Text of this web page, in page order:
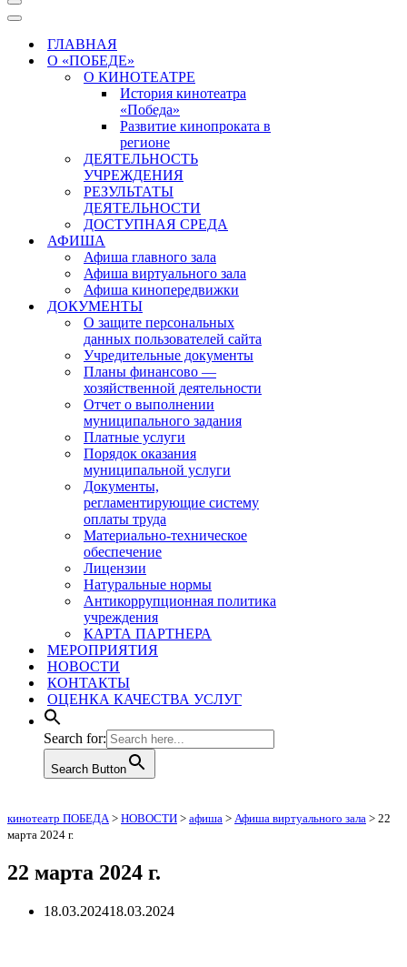
Меню
навигации
Меню
навигацииГЛАВНАЯ
О «ПОБЕДЕ»
О КИНОТЕАТРЕ
История кинотеатра
«Победа»
Развитие кинопроката в
регионе
ДЕЯТЕЛЬНОСТЬ
УЧРЕЖДЕНИЯ
РЕЗУЛЬТАТЫ
ДЕЯТЕЛЬНОСТИ
ДОСТУПНАЯ СРЕДА
АФИША
Афиша главного зала
Афиша виртуального зала
Афиша кинопередвижки
ДОКУМЕНТЫ
О защите персональных
данных пользователей сайта
Учредительные документы
Планы финансово —
хозяйственной деятельности
Отчет о выполнении
муниципального задания
Платные услуги
Порядок оказания
муниципальной услуги
Документы,
регламентирующие систему
оплаты труда
Материально-техническое
обеспечение
Лицензии
Натуральные нормы
Антикоррупционная политика
учреждения
КАРТА ПАРТНЕРА
МЕРОПРИЯТИЯ
НОВОСТИ
КОНТАКТЫ
ОЦЕНКА КАЧЕСТВА УСЛУГ
Search for:
Search Button
кинотеатр ПОБЕДА> НОВОСТИ > афиша > Афиша виртуального зала > 22
марта 2024 г.
22 марта 2024 г.
18.03.202418.03.2024